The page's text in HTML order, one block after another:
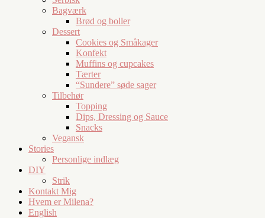
Bagværk
Brød og boller
Dessert
Cookies og Småkager
Konfekt
Muffins og cupcakes
Tærter
“Sundere” søde sager
Tilbehør
Topping
Dips, Dressing og Sauce
Snacks
Vegansk
Stories
Personlige indlæg
DIY
Strik
Kontakt Mig
Hvem er Milena?
English